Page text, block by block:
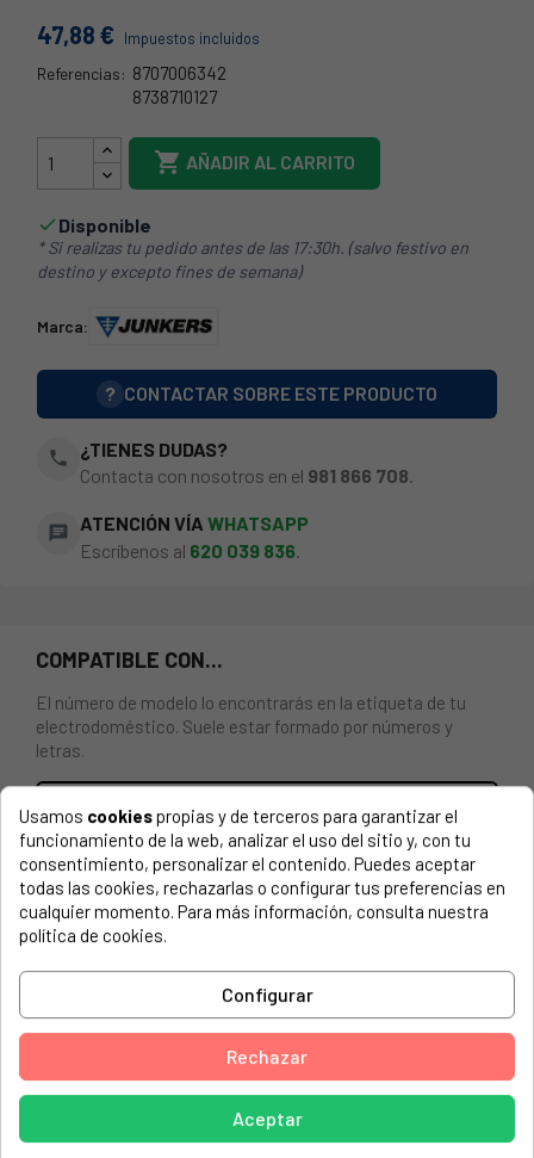
47,88 € Impuestos incluidos
Referencias: 8707006342
8738710127
 AÑADIR AL CARRITO
Disponible
* Si realizas tu pedido antes de las 17:30h. (salvo festivo en
destino y excepto fines de semana)
Marca:
? CONTACTAR SOBRE ESTE PRODUCTO
phone
¿TIENES DUDAS?
Contacta con nosotros en el 981 866 708.
chat ATENCIÓN VÍA WHATSAPP
Escríbenos al 620 039 836
COMPATIBLE CON...
El número de modelo lo encontrarás en la etiqueta de tu
electrodoméstico. Suele estar formado por números y
letras.
CUERPO DE AGUA ORIGINAL CALENTADOR JUNKERS
8707006342
JUNKERS, 7701331015 WR11-2 B23 S2895
JUNKERS, 7701331691 WRD11-2 KM E23 S2805
JUNKERS, 7701331701 WRD11-2 G23 S2895
JUNKERS, 7701331702 WRD11-2 B23 S2895
JUNKERS, 7701331785 WR11G23 S2805
Usamos cookiespropias y de terceros para garantizar el
funcionamiento de la web, analizar el uso del sitio y, con tu
consentimiento, personalizar el contenido. Puedes aceptar
todas las cookies, rechazarlas o configurar tus preferencias en
cualquier momento. Para más información, consulta nuestra
política de cookies.
Configurar
Rechazar
Aceptar